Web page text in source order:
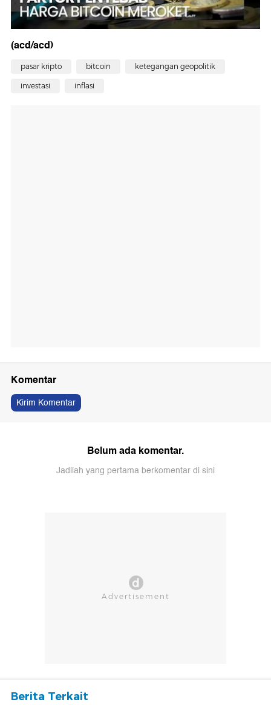
(acd/acd)
pasar kripto bitcoin ketegangan geopolitik
investasi inflasi
Komentar
Kirim Komentar
Belum ada komentar.
Jadilah yang pertama berkomentar di sini
Berita Terkait